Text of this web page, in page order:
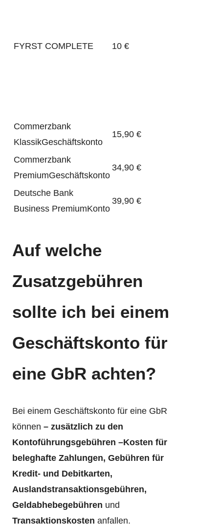
FYRST COMPLETE 10 €
Commerzbank
KlassikGeschäftskonto
15,90 €
Commerzbank
PremiumGeschäftskonto
34,90 €
Deutsche Bank
Business PremiumKonto
39,90 €
Auf welche
Zusatzgebühren
sollte ich bei einem
Geschäftskonto für
eine GbR achten?
Bei einem Geschäftskonto für eine GbR
können – zusätzlich zu den
Kontoführungsgebühren –Kosten für
beleghafte Zahlungen, Gebühren für
Kredit- und Debitkarten,
Auslandstransaktionsgebühren,
Geldabhebegebühren und
Transaktionskosten anfallen.